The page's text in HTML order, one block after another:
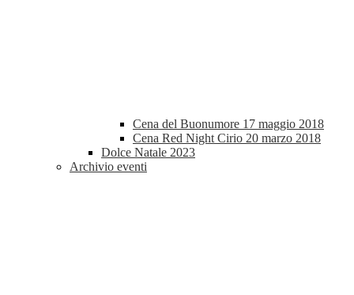
Cena del Buonumore 17 maggio 2018
Cena Red Night Cirio 20 marzo 2018
Dolce Natale 2023
Archivio eventi